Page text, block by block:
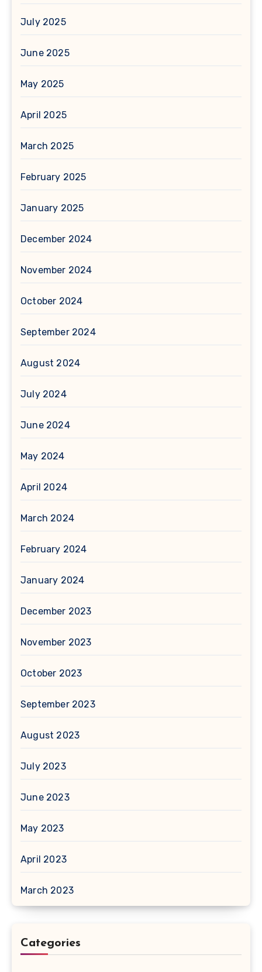
July 2025
June 2025
May 2025
April 2025
March 2025
February 2025
January 2025
December 2024
November 2024
October 2024
September 2024
August 2024
July 2024
June 2024
May 2024
April 2024
March 2024
February 2024
January 2024
December 2023
November 2023
October 2023
September 2023
August 2023
July 2023
June 2023
May 2023
April 2023
March 2023
Categories